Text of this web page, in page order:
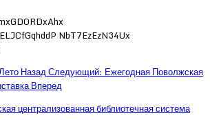
НазадСледующий: Ежегодная Поволжская
Вперед
централизованная библиотечная система